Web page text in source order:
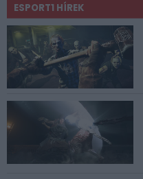
ESPORT1 HÍREK